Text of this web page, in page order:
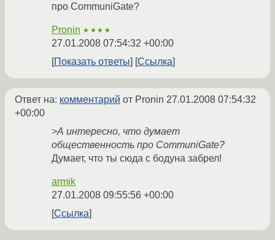
про CommuniGate?
Pronin ★★★★
27.01.2008 07:54:32 +00:00
Показать ответы
Ссылка
Ответ на: комментарий от Pronin 27.01.2008 07:54:32
+00:00
>А интересно, что думает
общественность про CommuniGate?
Думает, что ты сюда с бодуна забрел!
armik
27.01.2008 09:55:56 +00:00
Ссылка